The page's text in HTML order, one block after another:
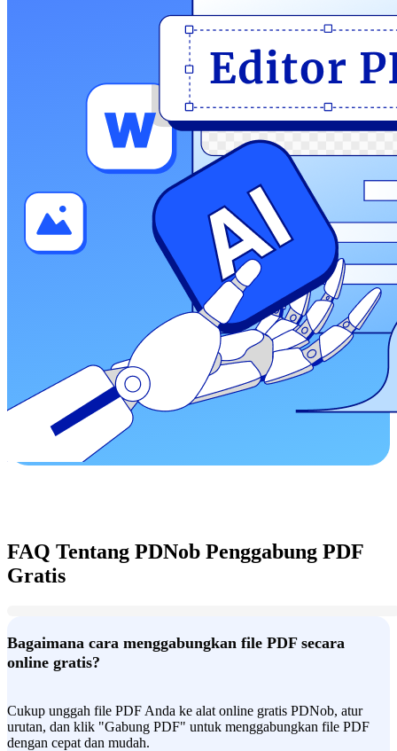
FAQ Tentang PDNob Penggabung PDF
Gratis
Bagaimana cara menggabungkan file PDF secara
online gratis?
Cukup unggah file PDF Anda ke alat online gratis PDNob, atur
urutan, dan klik "Gabung PDF" untuk menggabungkan file PDF
dengan cepat dan mudah.